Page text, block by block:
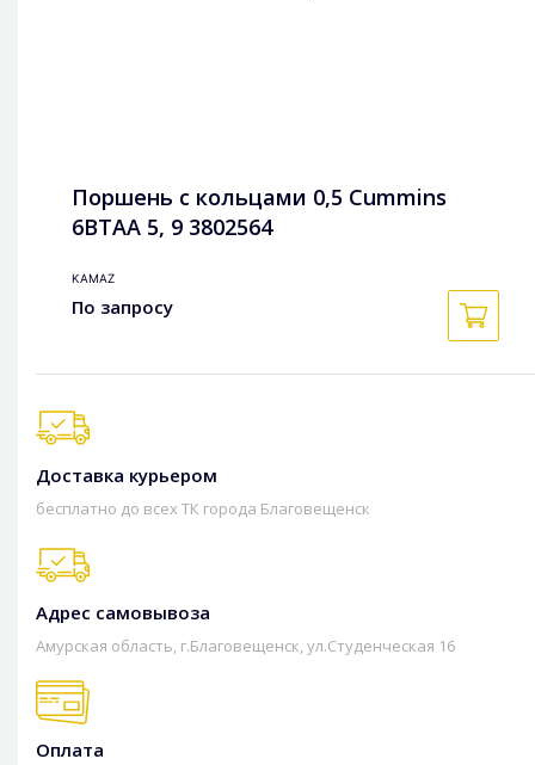
Поршень с кольцами 0,5 Cummins
6BTAA 5, 9 3802564
KAMAZ
По запросу
Доставка курьером
бесплатно до всех ТК города Благовещенск
Адрес самовывоза
Амурская область, г.Благовещенск, ул.Студенческая 16
Оплата